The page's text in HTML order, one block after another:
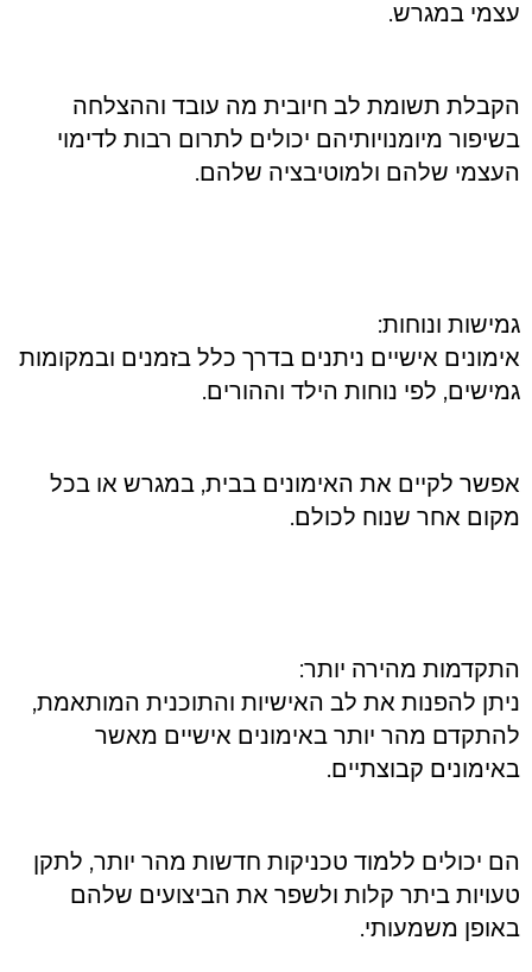
עצמי במגרש.
הקבלת תשומת לב חיובית מה עובד וההצלחה
בשיפור מיומנויותיהם יכולים לתרום רבות לדימוי
העצמי שלהם ולמוטיבציה שלהם.
גמישות ונוחות:
אימונים אישיים ניתנים בדרך כלל בזמנים ובמקומות
גמישים, לפי נוחות הילד וההורים.
אפשר לקיים את האימונים בבית, במגרש או בכל
מקום אחר שנוח לכולם.
התקדמות מהירה יותר:
ניתן להפנות את לב האישיות והתוכנית המותאמת,
להתקדם מהר יותר באימונים אישיים מאשר
באימונים קבוצתיים.
הם יכולים ללמוד טכניקות חדשות מהר יותר, לתקן
טעויות ביתר קלות ולשפר את הביצועים שלהם
באופן משמעותי.